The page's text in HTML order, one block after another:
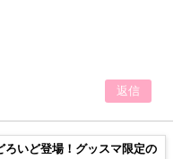
返信
ろいど登場！グッスマ限定の